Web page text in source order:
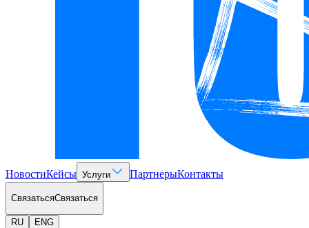
НовостиКейсы Услуги ПартнерыКонтакты
СвязатьсяСвязаться
RU ENG